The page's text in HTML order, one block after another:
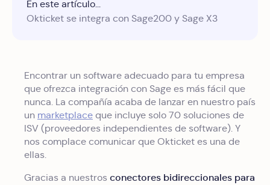
En este artículo...
Okticket se integra con Sage200 y Sage X3
Encontrar un software adecuado para tu empresa
que ofrezca integración con Sage es más fácil que
nunca. La compañía acaba de lanzar en nuestro país
un marketplace que incluye solo 70 soluciones de
ISV (proveedores independientes de software). Y
nos complace comunicar que Okticket es una de
ellas.
Gracias a nuestros conectores bidireccionales para